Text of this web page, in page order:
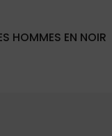
HOMMES EN NOIR